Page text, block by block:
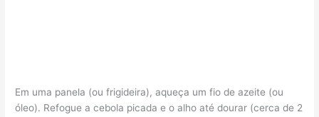
Em uma panela (ou frigideira), aqueça um fio de azeite (ou
óleo). Refogue a cebola picada e o alho até dourar (cerca de 2